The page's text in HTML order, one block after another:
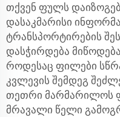
თქვენ ფულს
დასაკმარისი
ტრანსპორტირების
დასჭირდება
როდესაც ფილები
კვლევის შემდეგ
თეთრი მარმარილოს
მრავალი წელი